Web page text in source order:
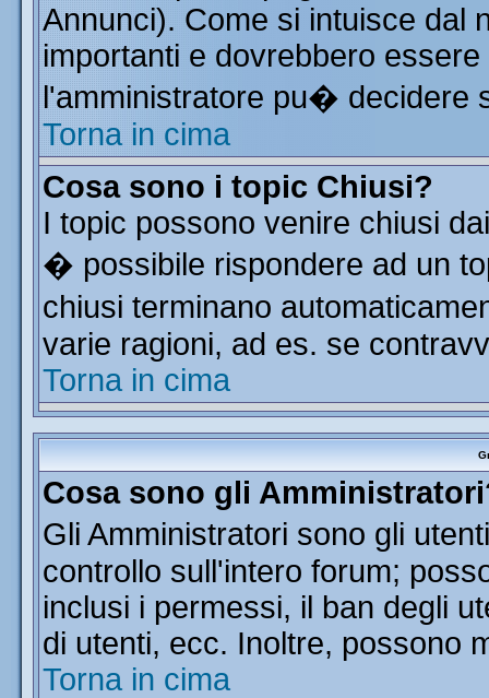
Annunci). Come si intuisce dal
importanti e dovrebbero
l'amministratore pu�
Torna in cima
Cosa sono i topic Chiusi?
I topic possono venire chiusi
� possibile rispondere ad un
chiusi terminano
varie ragioni, ad es. se
Torna in cima
Cosa sono gli
Gli Amministratori sono gli
controllo sull'intero forum;
inclusi i permessi, il ban degli
di utenti, ecc. Inoltre, possono
Torna in cima